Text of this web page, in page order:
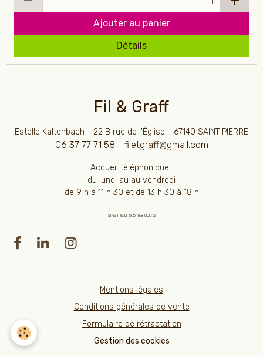
Ajouter au panier
Détails
Fil & Graff
Estelle Kaltenbach - 22 B rue de l'Église - 67140 SAINT PIERRE
06 37 77 71 58 - filetgraff@gmail.com
Accueil téléphonique :
du lundi au au vendredi
de 9 h à 11 h 30 et de 13 h 30 à 18 h
SIRET 803 605 138 00012
Mentions légales
Conditions générales de vente
Formulaire de rétractation
Gestion des cookies